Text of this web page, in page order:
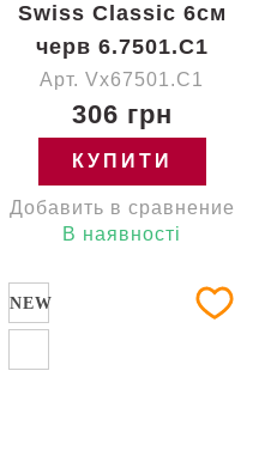
Swiss Classic 6см
черв 6.7501.C1
Арт. Vx67501.C1
306 грн
КУПИТИ
Добавить в сравнение
В наявності
NEW